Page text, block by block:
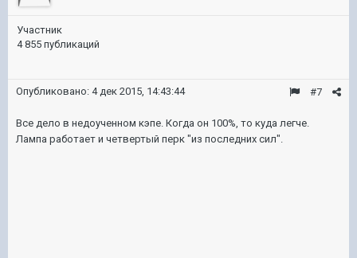
Участник
4 855 публикаций
#7
Опубликовано: 4 дек 2015, 14:43:44
Все дело в недоученном кэпе. Когда он 100%, то куда легче.
Лампа работает и четвертый перк "из последних сил".